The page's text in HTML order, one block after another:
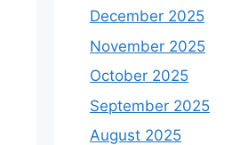
December 2025
November 2025
October 2025
September 2025
August 2025